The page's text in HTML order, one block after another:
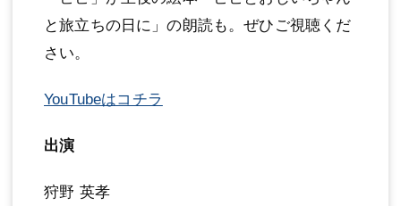
と旅立ちの日に」の朗読も。ぜひご視聴くだ
さい。
YouTubeはコチラ
出演
狩野 英孝